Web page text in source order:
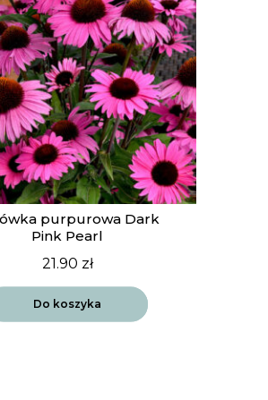
purpurowa Dark
Pink Pearl
21.90 zł
Do koszyka